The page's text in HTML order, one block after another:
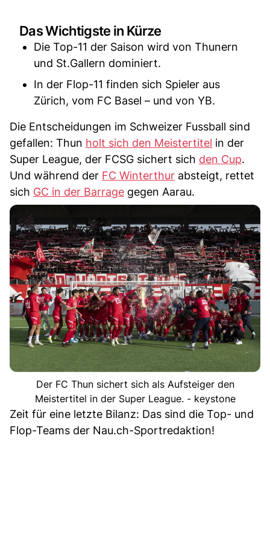
Das Wichtigste in Kürze
Die Top-11 der Saison wird von Thunern
und St.Gallern dominiert.
In der Flop-11 finden sich Spieler aus
Zürich, vom FC Basel – und von YB.
Die Entscheidungen im Schweizer Fussball sind
gefallen: Thun holt sich den Meistertitel in der
Super League, der FCSG sichert sich den Cup.
Und während der FC Winterthur absteigt, rettet
sich GC in der Barrage gegen Aarau.
Der FC Thun sichert sich als Aufsteiger den
Meistertitel in der Super League. - keystone
Zeit für eine letzte Bilanz: Das sind die Top- und
Flop-Teams der Nau.ch-Sportredaktion!